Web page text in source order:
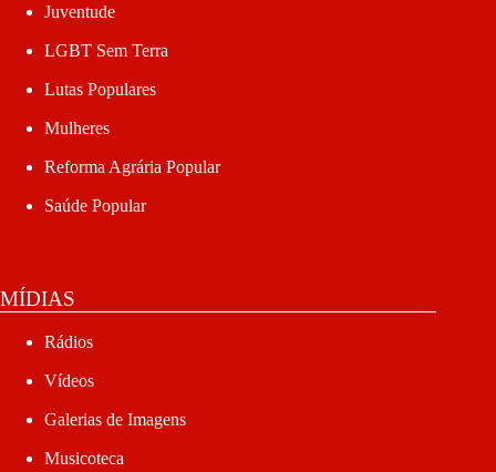
Juventude
LGBT Sem Terra
Lutas Populares
Mulheres
Reforma Agrária Popular
Saúde Popular
MÍDIAS
Rádios
Vídeos
Galerias de Imagens
Musicoteca